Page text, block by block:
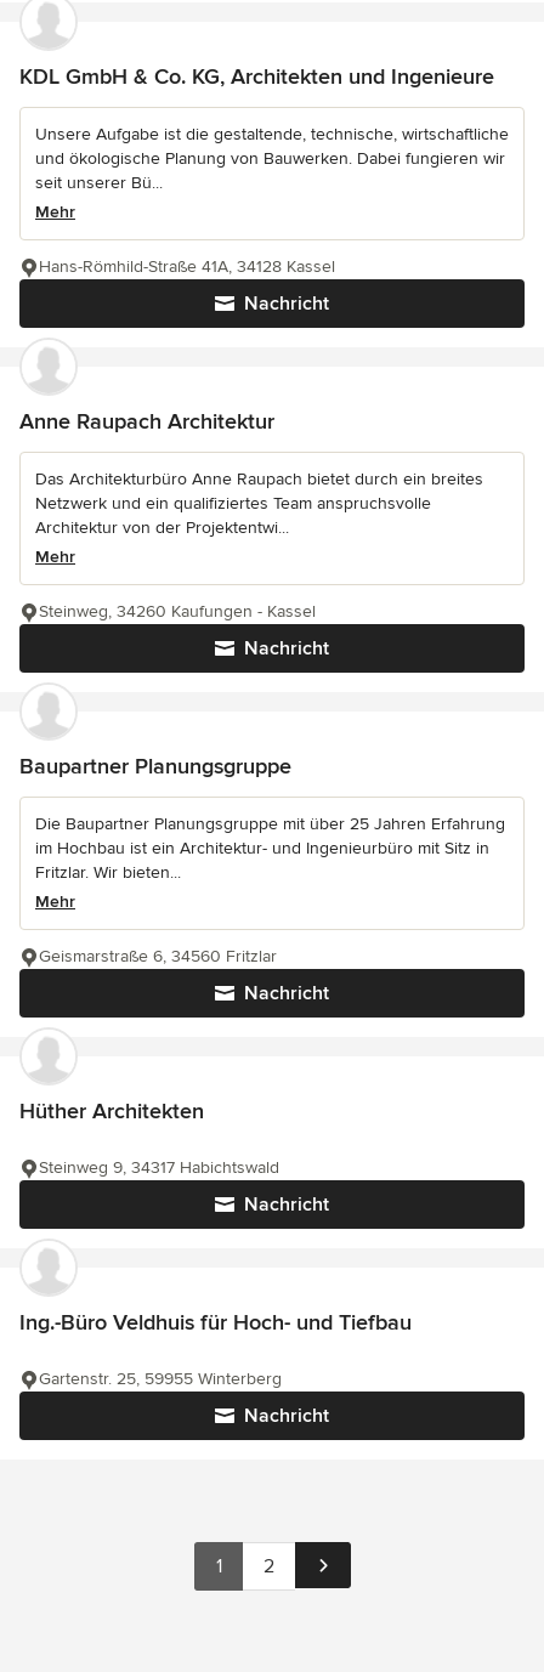
KDL GmbH & Co. KG, Architekten und Ingenieure
Unsere Aufgabe ist die gestaltende, technische, wirtschaftliche
und ökologische Planung von Bauwerken. Dabei fungieren wir
seit unserer Bü...
Mehr
Nachricht
Hans-Römhild-Straße 41A, 34128 Kassel
Anne Raupach Architektur
Das Architekturbüro Anne Raupach bietet durch ein breites
Netzwerk und ein qualifiziertes Team anspruchsvolle
Architektur von der Projektentwi...
Mehr
Nachricht
Steinweg, 34260 Kaufungen - Kassel
Baupartner Planungsgruppe
Die Baupartner Planungsgruppe mit über 25 Jahren Erfahrung
im Hochbau ist ein Architektur- und Ingenieurbüro mit Sitz in
Fritzlar. Wir bieten...
Mehr
Nachricht
Geismarstraße 6, 34560 Fritzlar
Hüther Architekten
Nachricht
Steinweg 9, 34317 Habichtswald
Ing.-Büro Veldhuis für Hoch- und Tiefbau
Nachricht
Gartenstr. 25, 59955 Winterberg
1 2